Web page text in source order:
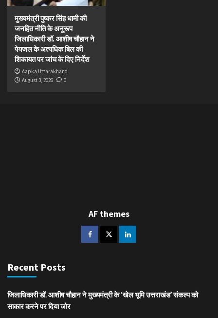
मुख्यमंत्री पुष्कर सिंह धामी की
जनहित नीति के अनुरूप
जिलाधिकारी डॉ. आशीष चौहान ने
पेयजल के अत्यधिक बिल की
शिकायत पर जांच के दिए निर्देश
Aapka Uttarakhand
August 3, 2026
0
AF themes
Recent Posts
जिलाधिकारी डॉ. आशीष चौहान ने मुख्यमंत्री के ‘खेल भूमि उत्तराखंड’ संकल्प को
साकार करने पर दिया जोर